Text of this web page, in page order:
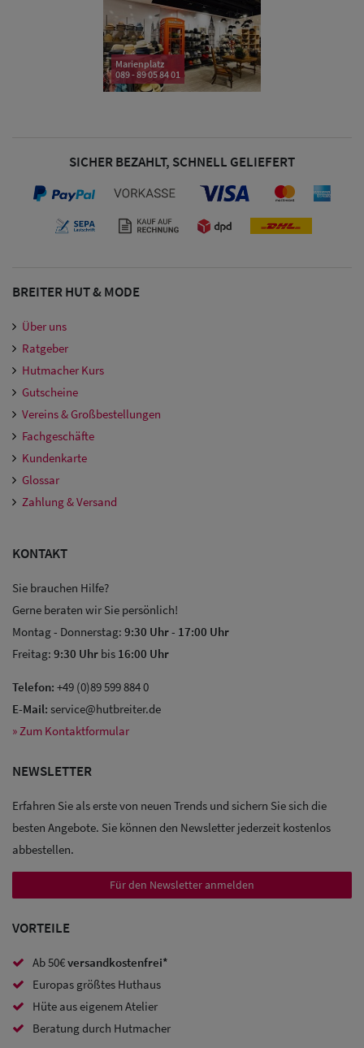
Snapback Caps
Damen Caps
Großgrößen
Sale:
Baseball
Caps
Sale: Army
Caps
Sale:
Trucker
Caps
Sale: Caps
Marienplatz
089 - 89 05 84 01
SICHER BEZAHLT, SCHNELL GELIEFERT
BREITER HUT & MODE
Über uns
Ratgeber
Hutmacher Kurs
Gutscheine
Vereins & Großbestellungen
Fachgeschäfte
Kundenkarte
Glossar
Zahlung & Versand
KONTAKT
Sie brauchen Hilfe?
Gerne beraten wir Sie persönlich!
Montag - Donnerstag: 9:30 Uhr- 17:00 Uhr
Freitag: 9:30 Uhr bis 16:00 Uhr
Telefon: +49 (0)89 599 884 0
E-Mail: service@hutbreiter.de
» Zum Kontaktformular
NEWSLETTER
Erfahren Sie als erste von neuen Trends und sichern Sie sich die
besten Angebote. Sie können den Newsletter jederzeit kostenlos
abbestellen.
Für den Newsletter anmelden
VORTEILE
Ab 50€versandkostenfrei*
Europas größtes Huthaus
Hüte aus eigenem Atelier
Beratung durch Hutmacher